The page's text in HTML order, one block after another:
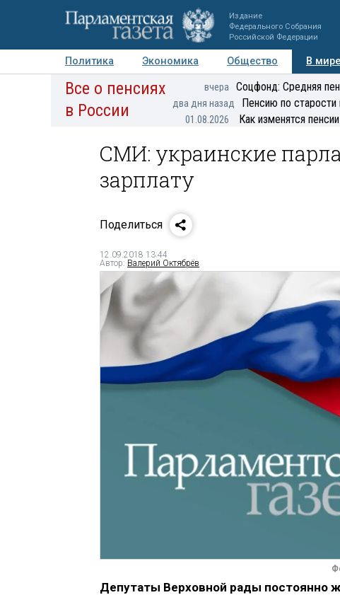
Издание
Федерального Собрания
Российской Федерации
Политика Экономика Общество В мире
Авторы Персоны Мнения Регионы
Все о пенсиях
в России
вчера Соцфонд: Средняя
два дня назад Пенсию по старости
01.08.2026 Как изменятся
СМИ: украинские
зарплату
Поделиться
12.09.2018 13:44
Автор: Валерий Октябрёв
Депутаты Верховной рады постоянно